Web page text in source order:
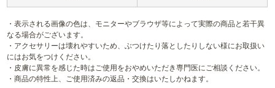
・表示される画像の色は、モニターやブラウザ等によって実際の商品と若干異
なる場合がございます。
・アクセサリーは壊れやすいため、ぶつけたり落としたりしない様にお取扱い
にはお気をつけください。
・皮膚に異常を感じた時はご使用をおやめいただき専門医にご相談ください。
・商品の特性上、ご使用済みの返品・交換はいたしかねます。